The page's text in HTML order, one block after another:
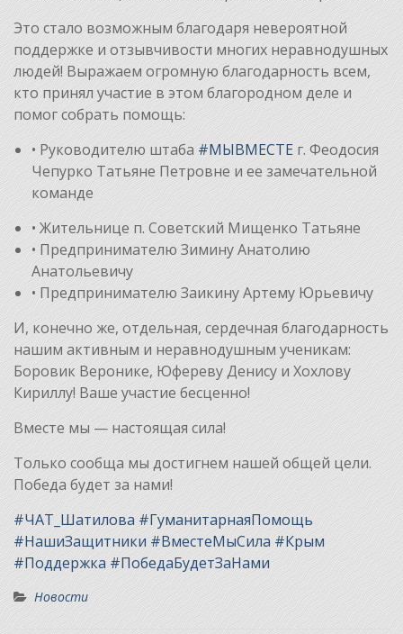
Это стало возможным благодаря невероятной
поддержке и отзывчивости многих неравнодушных
людей! Выражаем огромную благодарность всем,
кто принял участие в этом благородном деле и
помог собрать помощь:
• Руководителю штаба#МЫВМЕСТЕг. Феодосия
Чепурко Татьяне Петровне и ее замечательной
команде
• Жительнице п. Советский Мищенко Татьяне
• Предпринимателю Зимину Анатолию
Анатольевичу
• Предпринимателю Заикину Артему Юрьевичу
И, конечно же, отдельная, сердечная благодарность
нашим активным и неравнодушным ученикам:
Боровик Веронике, Юфереву Денису и Хохлову
Кириллу! Ваше участие бесценно!
Вместе мы — настоящая сила!
Только сообща мы достигнем нашей общей цели.
Победа будет за нами!
#ЧАТ_Шатилова #ГуманитарнаяПомощь
#НашиЗащитники #ВместеМыСила #Крым
#Поддержка #ПобедаБудетЗаНами
Новости